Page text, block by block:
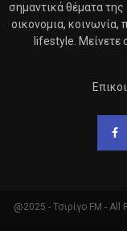
σημαντικά θέματα της
οικονομια, κοινωνία,
lifestyle. Μείνετε
@2025 - Τσιρίγο FM -